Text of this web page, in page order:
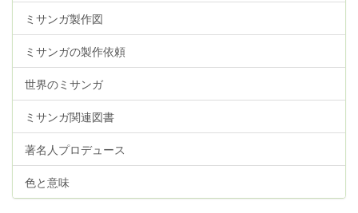
ミサンガ製作図
ミサンガの製作依頼
世界のミサンガ
ミサンガ関連図書
著名人プロデュース
色と意味